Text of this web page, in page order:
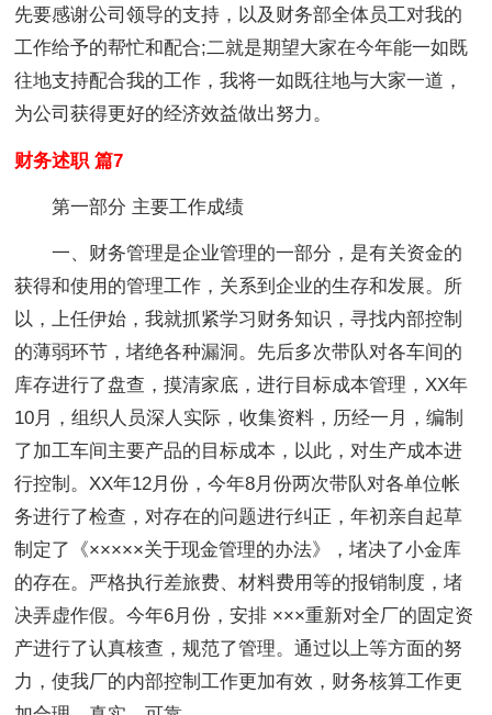
先要感谢公司领导的支持，以及财务部全体员工对我的
工作给予的帮忙和配合;二就是期望大家在今年能一如既
往地支持配合我的工作，我将一如既往地与大家一道，
为公司获得更好的经济效益做出努力。
财务述职 篇7
第一部分 主要工作成绩
一、财务管理是企业管理的一部分，是有关资金的
获得和使用的管理工作，关系到企业的生存和发展。所
以，上任伊始，我就抓紧学习财务知识，寻找内部控制
的薄弱环节，堵绝各种漏洞。先后多次带队对各车间的
库存进行了盘查，摸清家底，进行目标成本管理，XX年
10月，组织人员深人实际，收集资料，历经一月，编制
了加工车间主要产品的目标成本，以此，对生产成本进
行控制。XX年12月份，今年8月份两次带队对各单位帐
务进行了检查，对存在的问题进行纠正，年初亲自起草
制定了《×××××关于现金管理的办法》，堵决了小金库
的存在。严格执行差旅费、材料费用等的报销制度，堵
决弄虚作假。今年6月份，安排 ×××重新对全厂的固定资
产进行了认真核查，规范了管理。通过以上等方面的努
力，使我厂的内部控制工作更加有效，财务核算工作更